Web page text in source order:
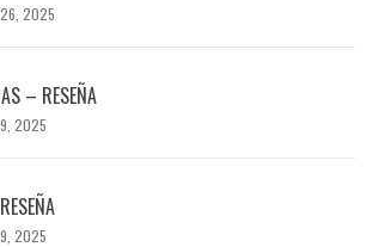
26, 2025
– RESEÑA
9, 2025
9, 2025